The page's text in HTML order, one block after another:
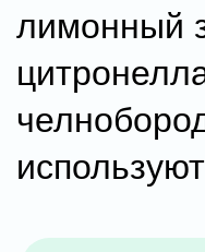
лимонный